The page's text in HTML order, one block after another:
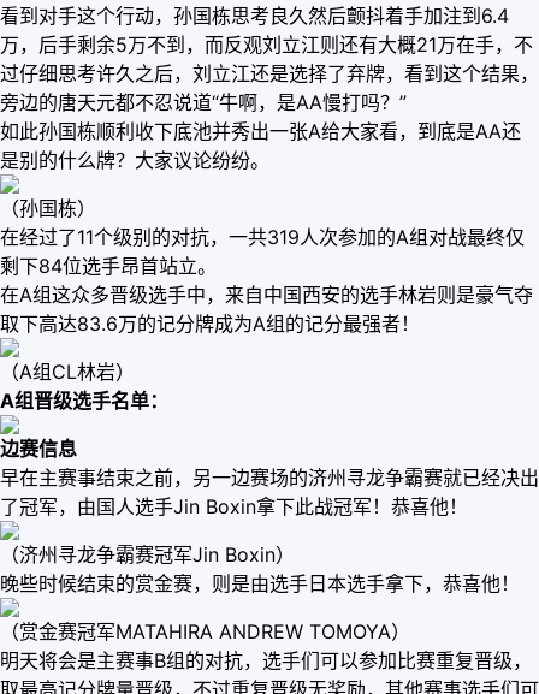
看到对手这个行动，孙国栋思考良久然后颤抖着手加注到6.4
万，后手剩余5万不到，而反观刘立江则还有大概21万在手，不
过仔细思考许久之后，刘立江还是选择了弃牌，看到这个结果，
旁边的唐天元都不忍说道“牛啊，是AA慢打吗？”
如此孙国栋顺利收下底池并秀出一张A给大家看，到底是AA还
是别的什么牌？大家议论纷纷。
（孙国栋）
在经过了11个级别的对抗，一共319人次参加的A组对战最终仅
剩下84位选手昂首站立。
在A组这众多晋级选手中，来自中国西安的选手林岩则是豪气夺
取下高达83.6万的记分牌成为A组的记分最强者！
（A组CL林岩）
A组晋级选手名单：
边赛信息
早在主赛事结束之前，另一边赛场的济州寻龙争霸赛就已经决出
了冠军，由国人选手Jin Boxin拿下此战冠军！恭喜他！
（济州寻龙争霸赛冠军Jin Boxin）
晚些时候结束的赏金赛，则是由选手日本选手拿下，恭喜他！
（赏金赛冠军MATAHIRA ANDREW TOMOYA）
明天将会是主赛事B组的对抗，选手们可以参加比赛重复晋级，
取最高记分牌量晋级，不过重复晋级无奖励，其他赛事选手们可